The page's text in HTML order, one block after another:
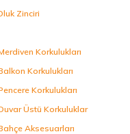
Zinciri
Korkulukları
Korkulukları
Korkulukları
Üstü Korkuluklar
Aksesuarları